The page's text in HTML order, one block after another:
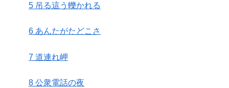
5 吊る這う轢かれる
6 あんたがたどこさ
7 道連れ岬
8 公衆電話の夜